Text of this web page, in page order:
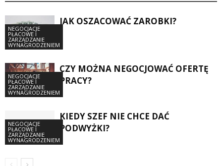
NEGOCJACJE
PŁACOWE I
ZARZĄDZANIE
WYNAGRODZENIEM
JAK OSZACOWAĆ ZAROBKI?
NEGOCJACJE
PŁACOWE I
ZARZĄDZANIE
WYNAGRODZENIEM
CZY MOŻNA NEGOCJOWAĆ OFERTĘ
PRACY?
NEGOCJACJE
PŁACOWE I
ZARZĄDZANIE
WYNAGRODZENIEM
KIEDY SZEF NIE CHCE DAĆ
PODWYŻKI?